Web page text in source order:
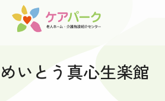
めいとう真心生楽館